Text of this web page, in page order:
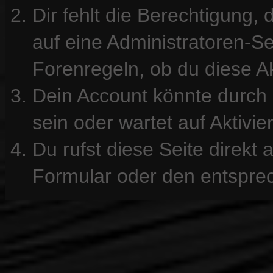
Dir fehlt die Berechtigung,
auf eine Administratoren-
Forenregeln, ob du diese
Dein Account könnte
sein oder wartet auf
Du rufst diese Seite direkt
Formular oder den